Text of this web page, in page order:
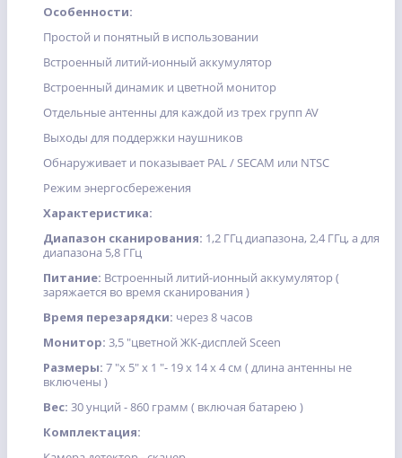
Особенности:
Простой и понятный в использовании
Встроенный литий-ионный аккумулятор
Встроенный динамик и цветной монитор
Отдельные антенны для каждой из трех групп AV
Выходы для поддержки наушников
Обнаруживает и показывает PAL / SECAM или NTSC
Режим энергосбережения
Характеристика:
Диапазон сканирования: 1,2 ГГц диапазона, 2,4 ГГц, а для
диапазона 5,8 ГГц
Питание: Встроенный литий-ионный аккумулятор (
заряжается во время сканирования )
Время перезарядки: через 8 часов
Монитор: 3,5 "цветной ЖК-дисплей Sceen
Размеры: 7 "х 5" х 1 "- 19 х 14 х 4 см ( длина антенны не
включены )
Вес: 30 унций - 860 грамм ( включая батарею )
Комплектация: